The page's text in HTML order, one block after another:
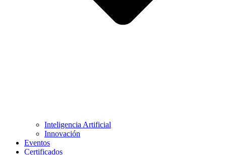
Inteligencia Artificial
Innovación
Eventos
Certificados